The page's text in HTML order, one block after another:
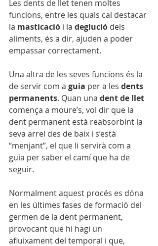
Les dents de llet tenen moltes
funcions, entre les quals cal destacar
la masticació i la deglució dels
aliments, és a dir, ajuden a poder
empassar correctament.
Una altra de les seves funcions és la
de servir com a guia per a les dents
permanents. Quan una dent de llet
comença a moure’s, vol dir que la
dent permanent està reabsorbint la
seva arrel des de baix i s’està
“menjant”, el que li servirà com a
guia per saber el camí que ha de
seguir.
Normalment aquest procés es dóna
en les últimes fases de formació del
germen de la dent permanent,
provocant que hi hagi un
afluixament del temporal i que,